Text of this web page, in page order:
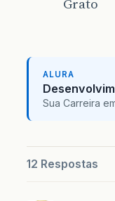
ALURA
Sua Carreira
12 Respostas